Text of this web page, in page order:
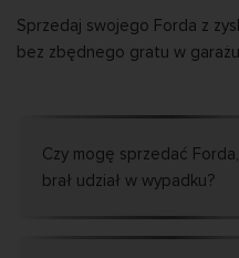
Sprzedaj swojego Forda z
bez zbędnego gratu w
Czy mogę sprzedać
brał udział w wypadku?